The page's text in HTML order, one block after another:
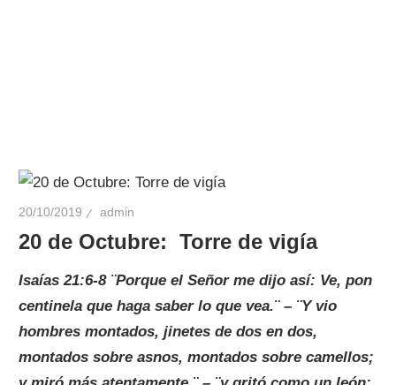
20/10/2019 admin
20 de Octubre: Torre de vigía
Isaías 21:6-8 ¨Porque el Señor me dijo así: Ve, pon
centinela que haga saber lo que vea.¨ – ¨Y vio
hombres montados, jinetes de dos en dos,
montados sobre asnos, montados sobre camellos;